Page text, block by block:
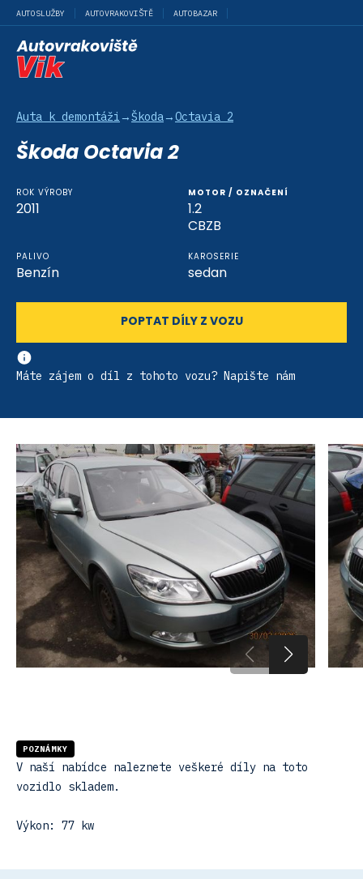
AUTOSLUŽBY AUTOVRAKOVIŠTĚ AUTOBAZAR
Auta k demontáži →Škoda →Octavia 2
Škoda Octavia 2
ROK VÝROBY
2011
MOTOR / OZNAČENÍ
1.2
CBZB
PALIVO
Benzín
KAROSERIE
sedan
POPTAT DÍLY Z VOZU
Máte zájem o díl z tohoto vozu? Napište nám
POZNÁMKY
V naší nabídce naleznete veškeré díly na toto
vozidlo skladem.
Výkon: 77 kw